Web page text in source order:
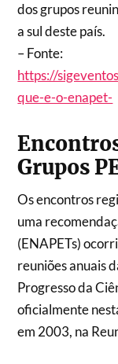
dos grupos
a sul deste país.
– Fonte:
https://
que-e-o-enapet-
Grupos
Os encontros
uma
(ENAPETs)
reuniões anuais
Progresso da
oficialmente
em 2003, na